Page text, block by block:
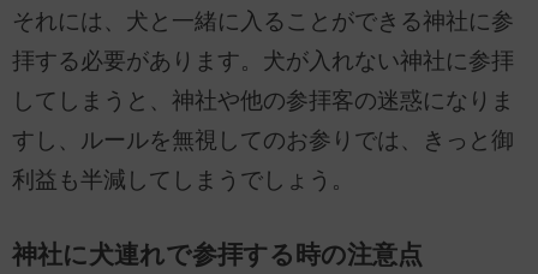
それには、犬と一緒に入ることができる神社に参
拝する必要があります。犬が入れない神社に参拝
してしまうと、神社や他の参拝客の迷惑になりま
すし、ルールを無視してのお参りでは、きっと御
利益も半減してしまうでしょう。
神社に犬連れで参拝する時の注意点